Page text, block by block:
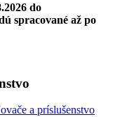
do
spracované až po
a príslušenstvo